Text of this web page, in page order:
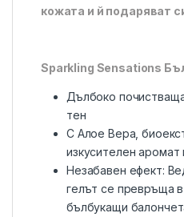
кожата и й подаряват
Sparkling Sensations
Дълбоко
тен
С Алое Вера,
изкусителен
Незабавен ефект:
гелът се превръща
бълбукащи